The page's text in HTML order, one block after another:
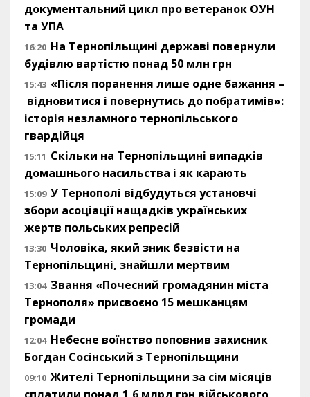
документальний цикл про ветеранок ОУН
та УПА
16:20 На Тернопільщині державі повернули
будівлю вартістю понад 50 млн грн
15:43 «Після поранення лише одне бажання –
відновитися і повернутись до побратимів»:
історія незламного тернопільського
гвардійця
15:11 Скільки на Тернопільщині випадків
домашнього насильства і як карають
15:09 У Тернополі відбудуться установчі
збори асоціації нащадків українських
жертв польських репресій
13:30 Чоловіка, який зник безвісти на
Тернопільщині, знайшли мертвим
13:04 Звання «Почесний громадянин міста
Тернополя» присвоєно 15 мешканцям
громади
12:04 Небесне воїнство поповнив захисник
Богдан Сосінський з Тернопільщини
09:10 Жителі Тернопільщини за сім місяців